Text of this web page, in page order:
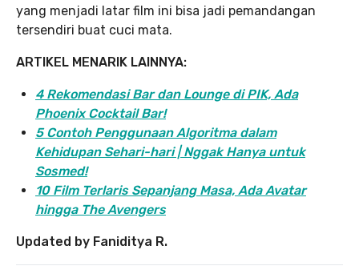
yang menjadi latar film ini bisa jadi pemandangan
tersendiri buat cuci mata.
ARTIKEL MENARIK LAINNYA:
4 Rekomendasi Bar dan Lounge di PIK, Ada
Phoenix Cocktail Bar!
5 Contoh Penggunaan Algoritma dalam
Kehidupan Sehari-hari | Nggak Hanya untuk
Sosmed!
10 Film Terlaris Sepanjang Masa, Ada Avatar
hingga The Avengers
Updated by Faniditya R.